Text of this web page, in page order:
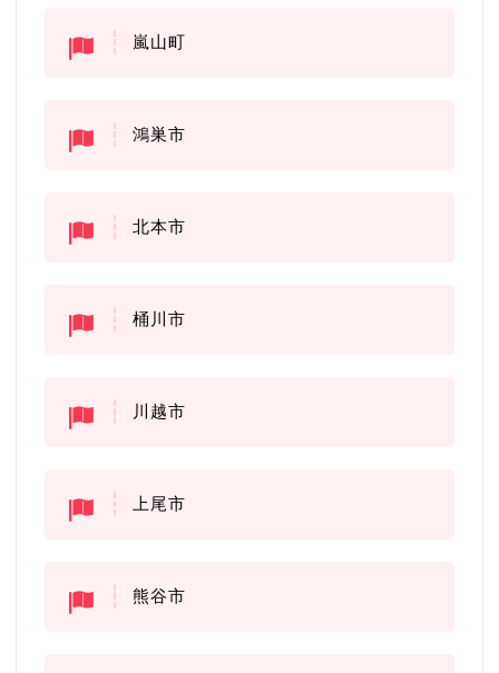
嵐山町
鴻巣市
北本市
桶川市
川越市
上尾市
熊谷市